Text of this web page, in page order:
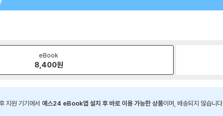
eBook
8,400원
지원 기기에서 예스24 eBook앱 설치 후 바로 이용 가능한 상품이며, 배송되지 않습니다.